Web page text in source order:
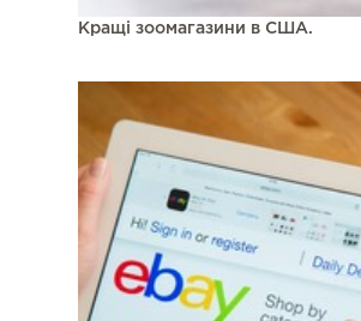
Кращі зоомагазини в США.